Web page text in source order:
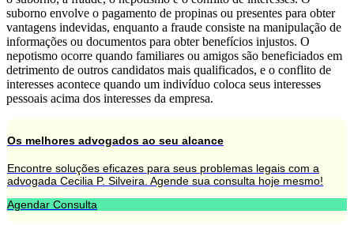
suborno envolve o pagamento de propinas ou presentes para obter
vantagens indevidas, enquanto a fraude consiste na manipulação de
informações ou documentos para obter benefícios injustos. O
nepotismo ocorre quando familiares ou amigos são beneficiados em
detrimento de outros candidatos mais qualificados, e o conflito de
interesses acontece quando um indivíduo coloca seus interesses
pessoais acima dos interesses da empresa.
Os melhores advogados ao seu alcance
Encontre soluções eficazes para seus problemas legais com a
advogada Cecilia P. Silveira. Agende sua consulta hoje mesmo!
Agendar Consulta